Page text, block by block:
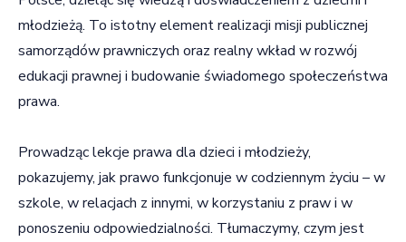
młodzieżą. To istotny element realizacji misji publicznej
samorządów prawniczych oraz realny wkład w rozwój
edukacji prawnej i budowanie świadomego społeczeństwa
prawa.
Prowadząc lekcje prawa dla dzieci i młodzieży,
pokazujemy, jak prawo funkcjonuje w codziennym życiu – w
szkole, w relacjach z innymi, w korzystaniu z praw i w
ponoszeniu odpowiedzialności. Tłumaczymy, czym jest